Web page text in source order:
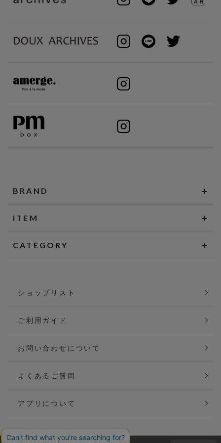
BRAND
ITEM
CATEGORY
ショップリスト
ご利用ガイド
お問い合わせについて
よくあるご質問
アプリについて